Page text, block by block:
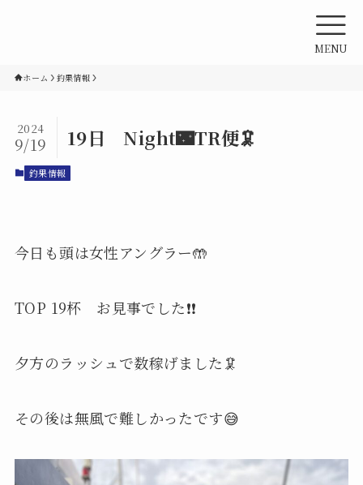
MENU
ホーム 釣果情報
19日 Night🌃TR便🦑
2024
9/19
釣果情報
今日も頭は女性アングラー🤲
TOP 19杯 お見事でした❗️❗️
夕方のラッシュで数稼げました🦑
その後は無風で難しかったです😅